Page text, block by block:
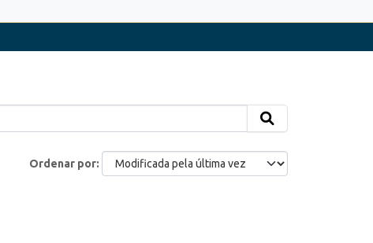
Ordenar por